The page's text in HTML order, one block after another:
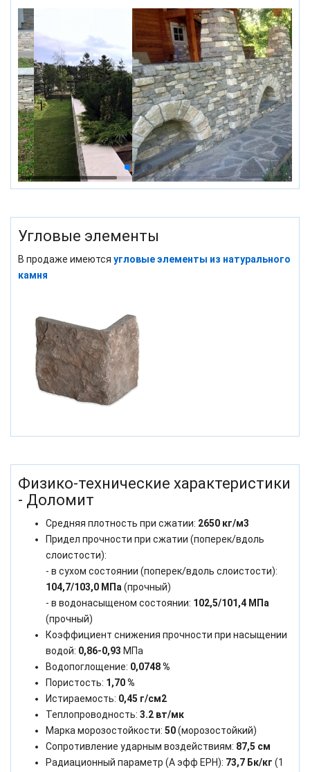
Угловые элементы
В продаже имеются угловые элементы из натурального
камня
Физико-технические характеристики
- Доломит
Средняя плотность при сжатии: 2650 кг/м3
Придел прочности при сжатии (поперек/вдоль
слоистости):
- в сухом состоянии (поперек/вдоль слоистости):
104,7/103,0 МПа (прочный)
- в водонасыщеном состоянии: 102,5/101,4 МПа
(прочный)
Коэффициент снижения прочности при насыщении
водой: 0,86-0,93 МПа
Водопоглощение: 0,0748 %
Пористость: 1,70 %
Истираемость: 0,45 г/см2
Теплопроводность: 3.2 вт/мк
Марка морозостойкости: 50(морозостойкий)
Сопротивление ударным воздействиям: 87,5 см
Радиационный параметр (А эфф ЕРН): 73,7 Бк/кг (1